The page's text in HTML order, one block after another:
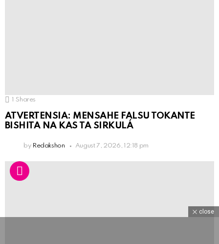
Shares
ATVERTENSIA: MENSAHE FALSU TOKANTE
BISHITA NA KAS TA SIRKULÁ
by Redakshon August 7, 2026, 12:18 pm
close